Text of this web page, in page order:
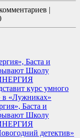
|
Баста и
Школу
курс умного
в «Лужниках»
Баста и
Школу
детектив»